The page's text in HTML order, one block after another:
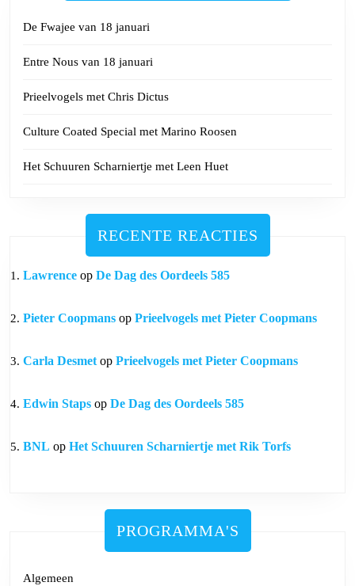
De Fwajee van 18 januari
Entre Nous van 18 januari
Prieelvogels met Chris Dictus
Culture Coated Special met Marino Roosen
Het Schuuren Scharniertje met Leen Huet
RECENTE REACTIES
Lawrence op De Dag des Oordeels 585
Pieter Coopmans op Prieelvogels met Pieter Coopmans
Carla Desmet op Prieelvogels met Pieter Coopmans
Edwin Staps op De Dag des Oordeels 585
BNL op Het Schuuren Scharniertje met Rik Torfs
PROGRAMMA'S
Algemeen